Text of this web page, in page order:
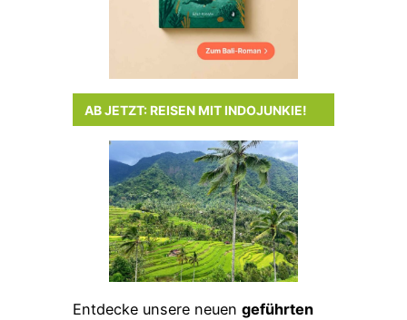
AB JETZT: REISEN MIT INDOJUNKIE!
Entdecke unsere neuen geführten